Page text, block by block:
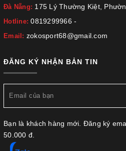
Đà Nẵng: 175 Lý Thường Kiệt,
Hotline:0819299966 -
Email: zokosport68@gmail.com
ĐĂNG KÝ NHẬN BẢN TIN
Bạn là khách hàng mới. Đăng ký
50.000 đ.